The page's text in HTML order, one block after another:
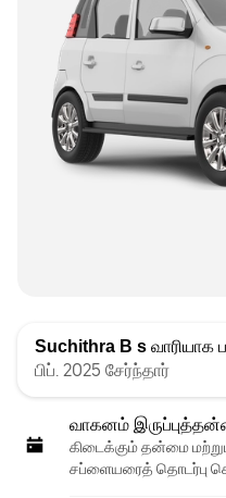
Suchithra B s வாரியாக
பிப். 2025 சேர்ந்தார்
வாகனம்
கிடைக்கும் தன்மை
சப்ளையரைத் தொடர்பு